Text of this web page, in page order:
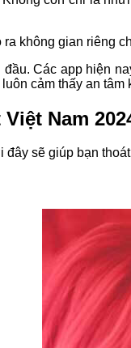
ra không gian
Các app hiện
cảm thấy an tâm
Nam
sẽ giúp bạn